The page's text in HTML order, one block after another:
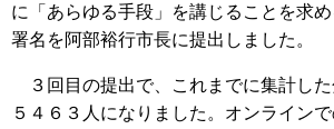
に「あらゆる手段」を講じることを求
署名を阿部裕行市長に提出しました。
３回目の提出で、これまでに集計し
５４６３人になりました。オンライン